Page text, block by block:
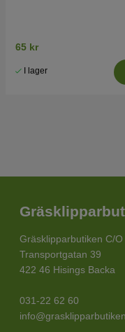
65 kr
I lager
Gräsklipparbutiken C/
Transportgatan 39
422 46 Hisings Backa
031-22 62 60